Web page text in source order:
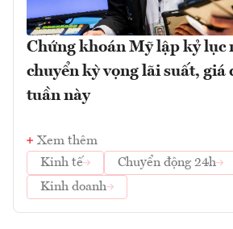
Chứng khoán Mỹ lập kỷ lục
chuyển kỳ vọng lãi suất, giá
tuần này
Xem thêm
Kinh tế
Chuyển động 24h
Kinh doanh